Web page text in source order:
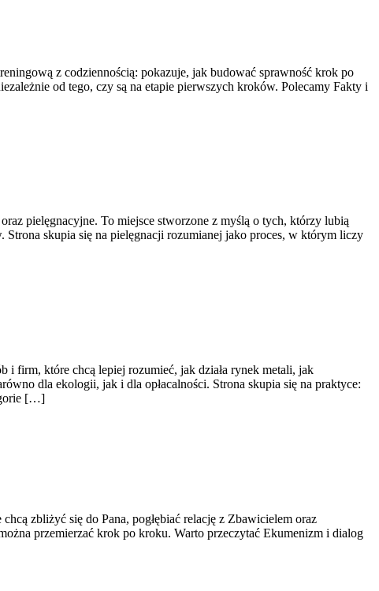
z codziennością: pokazuje, jak budować sprawność krok po
od tego, czy są na etapie pierwszych kroków. Polecamy Fakty i
pielęgnacyjne. To miejsce stworzone z myślą o tych, którzy lubią
Strona skupia się na pielęgnacji rozumianej jako proces, w którym liczy
firm, które chcą lepiej rozumieć, jak działa rynek metali, jak
dla ekologii, jak i dla opłacalności. Strona skupia się na praktyce:
[…]
zbliżyć się do Pana, pogłębiać relację z Zbawicielem oraz
przemierzać krok po kroku. Warto przeczytać Ekumenizm i dialog